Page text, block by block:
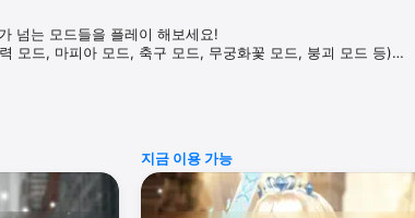
넘는 모드들을 플레이 해보세요!
모드, 마피아 모드, 축구 모드, 무궁화꽃 모드, 붕괴 모드 등)
들
지금 이용 가능